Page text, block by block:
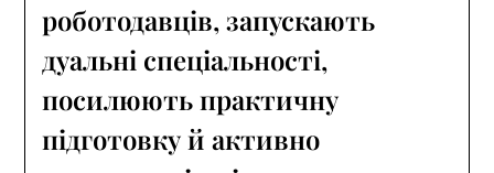
роботодавців, запускають
дуальні спеціальності,
посилюють практичну
підготовку й активно